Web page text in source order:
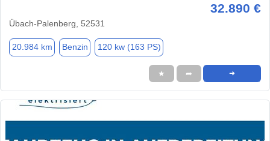
32.890 €
Übach-Palenberg, 52531
20.984 km Benzin 120 kw (163 PS)
★ ➦ ➜